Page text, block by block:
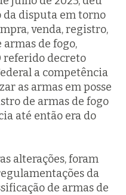
disputa em torno
venda, registro,
armas de fogo,
referido decreto
a competência
as armas em posse
de armas de fogo
até então era do
alterações, foram
da
de armas de